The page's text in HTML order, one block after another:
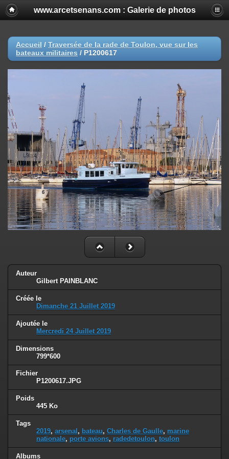
www.arcetsenans.com : Galerie de photos
Accueil / Traversée de la rade de Toulon, vue sur les
bateaux militaires / P1200617
Auteur
Gilbert PAINBLANC
Créée le
Dimanche 21 Juillet 2019
Ajoutée le
Mercredi 24 Juillet 2019
Dimensions
799*600
Fichier
P1200617.JPG
Poids
445 Ko
Tags
2019, arsenal , bateau, Charles de Gaulle, marine
nationale, porte avions, radedetoulon, toulon
Albums